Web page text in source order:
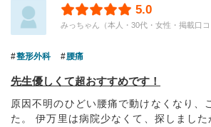
5.0
みっちゃん（本人・30代・女性・掲載口コ
整形外科 腰痛
先生優しくて超おすすめです！
原因不明のひどい腰痛で動けなくなり、
た。 伊万里は病院少なくて、探しまし